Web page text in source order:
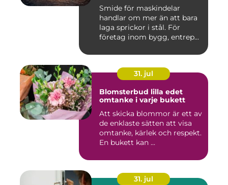
Smide för maskindelar
handlar om mer än att bara
laga sprickor i stål. För
företag inom bygg, entrep...
31. jul
Blomsterbud lilla edet
omtanke i varje bukett
Att skicka blommor är ett av
de enklaste sätten att visa
omtanke, kärlek och respekt.
En bukett kan ...
31. jul